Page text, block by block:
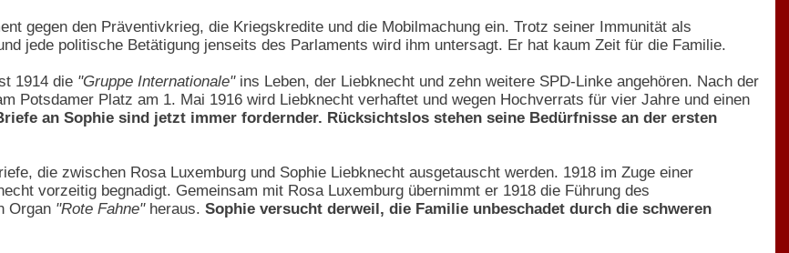
gegen den Präventivkrieg, die Kriegskredite und die Mobilmachung ein. Trotz seiner Immunität als
jede politische Betätigung jenseits des Parlaments wird ihm untersagt. Er hat kaum Zeit für die Familie.
1914 die "Gruppe Internationale"ins Leben, der Liebknecht und zehn weitere SPD-Linke angehören. Nach der
Potsdamer Platz am 1. Mai 1916 wird Liebknecht verhaftet und wegen Hochverrats für vier Jahre und einen
an Sophie sind jetzt immer fordernder. Rücksichtslos stehen seine Bedürfnisse an der ersten
die zwischen Rosa Luxemburg und Sophie Liebknecht ausgetauscht werden. 1918 im Zuge einer
vorzeitig begnadigt. Gemeinsam mit Rosa Luxemburg übernimmt er 1918 die Führung des
Organ "Rote Fahne"heraus. Sophie versucht derweil, die Familie unbeschadet durch die schweren